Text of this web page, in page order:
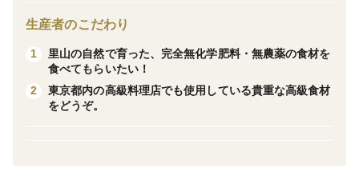
2024年7月の豪雨災害で大きな被害を受け、農地や河川
の復旧にはまだ３〜４年ほどの長い年月がかかる大沢地
区。販売収益の一部は、大沢地区の復興支援の事業・活
動に使用させていただきます。
生産者のこだわり
1
里山の自然で育った、完全無化学肥料・無農薬の食材を
食べてもらいたい！
2
東京都内の高級料理店でも使用している貴重な高級食材
をどうぞ。